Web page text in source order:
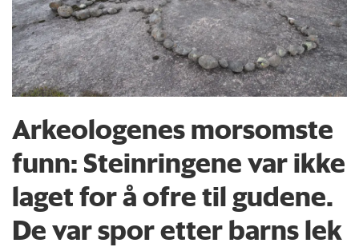
Arkeologenes morsomste
funn: Steinringene var ikke
laget for å ofre til gudene.
De var spor etter barns lek